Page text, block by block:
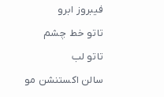
فیبروز ابرو
تاتو خط چشم
تاتو لب
سالن اکستنشن مو